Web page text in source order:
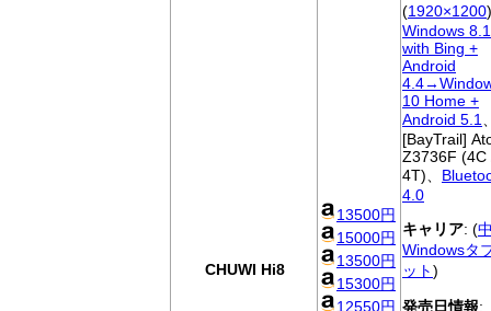
CHUWI Hi8
(1920×1200
Windows 8.1
with Bing +
Android
10 Home +
Android 5.1
[BayTrail]
Z3736F (4C
4T)、
4.0
キャリア: (
Windowsタ
ット)
発売日情報:
13500円
15000円
13500円
15300円
12550円